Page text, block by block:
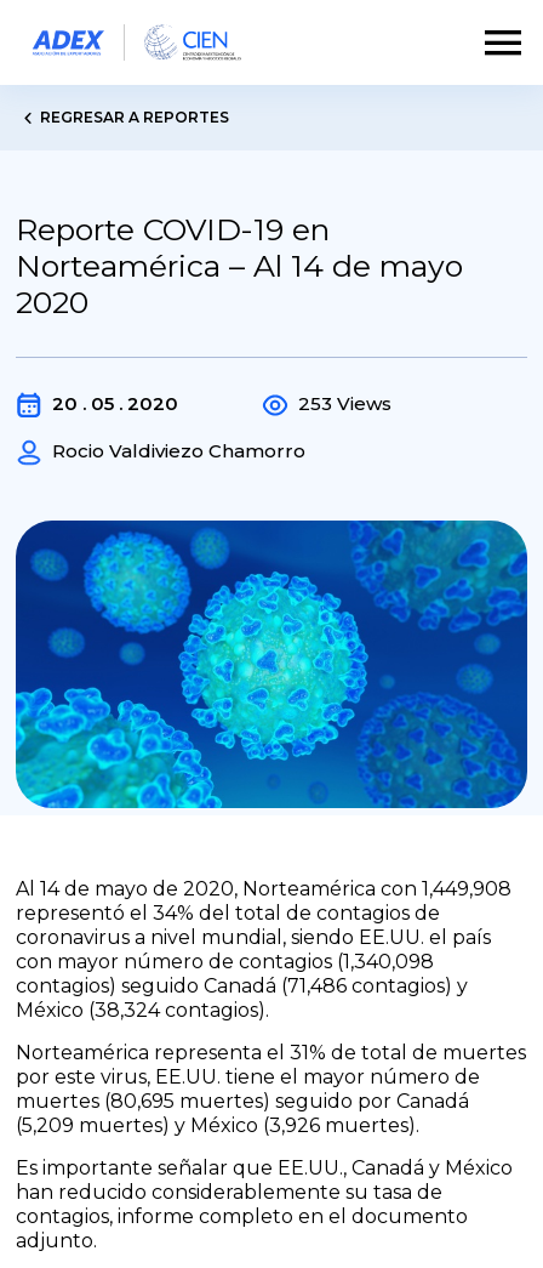
REGRESAR A REPORTES
Reporte COVID-19 en
Norteamérica – Al 14 de mayo
2020
20 . 05 . 2020
Rocio Valdiviezo Chamorro
253 Views
Al 14 de mayo de 2020, Norteamérica con 1,449,908
representó el 34% del total de contagios de
coronavirus a nivel mundial, siendo EE.UU. el país
con mayor número de contagios (1,340,098
contagios) seguido Canadá (71,486 contagios) y
México (38,324 contagios).
Norteamérica representa el 31% de total de muertes
por este virus, EE.UU. tiene el mayor número de
muertes (80,695 muertes) seguido por Canadá
(5,209 muertes) y México (3,926 muertes).
Es importante señalar que EE.UU., Canadá y México
han reducido considerablemente su tasa de
contagios, informe completo en el documento
adjunto.